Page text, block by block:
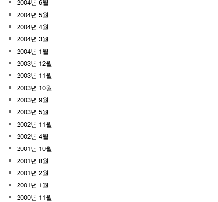
2004년 6월
2004년 5월
2004년 4월
2004년 3월
2004년 1월
2003년 12월
2003년 11월
2003년 10월
2003년 9월
2003년 5월
2002년 11월
2002년 4월
2001년 10월
2001년 8월
2001년 2월
2001년 1월
2000년 11월